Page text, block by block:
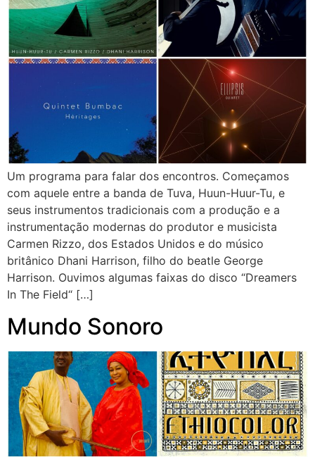
Um programa para falar dos encontros. Começamos
com aquele entre a banda de Tuva, Huun-Huur-Tu, e
seus instrumentos tradicionais com a produção e a
instrumentação modernas do produtor e musicista
Carmen Rizzo, dos Estados Unidos e do músico
britânico Dhani Harrison, filho do beatle George
Harrison. Ouvimos algumas faixas do disco “Dreamers
In The Field“ […]
Mundo Sonoro